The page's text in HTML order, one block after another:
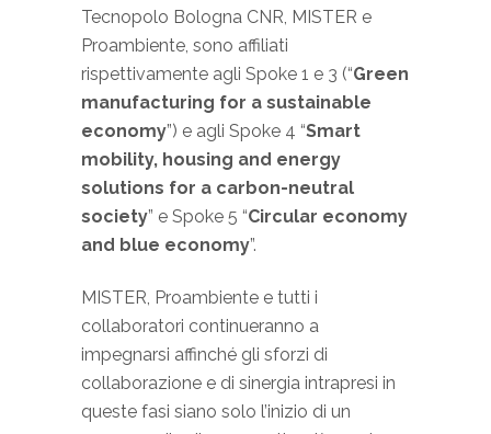
Tecnopolo Bologna CNR, MISTER e
Proambiente, sono affiliati
rispettivamente agli Spoke 1 e 3 (“Green
manufacturing for a sustainable
economy”) e agli Spoke 4 “Smart
mobility, housing and energy
solutions for a carbon-neutral
society” e Spoke 5 “Circular economy
and blue economy”.
MISTER, Proambiente e tutti i
collaboratori continueranno a
impegnarsi affinché gli sforzi di
collaborazione e di sinergia intrapresi in
queste fasi siano solo l’inizio di un